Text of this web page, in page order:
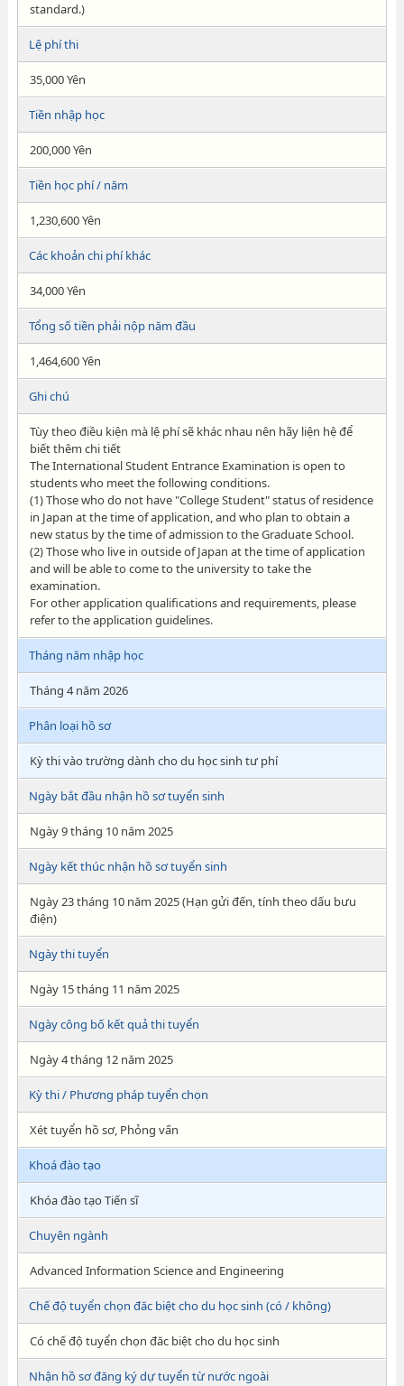
standard.)
Lệ phí thi
35,000 Yên
Tiền nhập học
200,000 Yên
Tiền học phí / năm
1,230,600 Yên
Các khoản chi phí khác
34,000 Yên
Tổng số tiền phải nộp năm đầu
1,464,600 Yên
Ghi chú
Tùy theo điều kiện mà lệ phí sẽ khác nhau nên hãy liện hệ để
biết thêm chi tiết
The International Student Entrance Examination is open to
students who meet the following conditions.
(1) Those who do not have "College Student" status of residence
in Japan at the time of application, and who plan to obtain a
new status by the time of admission to the Graduate School.
(2) Those who live in outside of Japan at the time of application
and will be able to come to the university to take the
examination.
For other application qualifications and requirements, please
refer to the application guidelines.
Tháng năm nhập học
Tháng 4 năm 2026
Phân loại hồ sơ
Kỳ thi vào trường dành cho du học sinh tư phí
Ngày bắt đầu nhận hồ sơ tuyển sinh
Ngày 9 tháng 10 năm 2025
Ngày kết thúc nhận hồ sơ tuyển sinh
Ngày 23 tháng 10 năm 2025 (Hạn gửi đến, tính theo dấu bưu
điện)
Ngày thi tuyển
Ngày 15 tháng 11 năm 2025
Ngày công bố kết quả thi tuyển
Ngày 4 tháng 12 năm 2025
Kỳ thi / Phương pháp tuyển chọn
Xét tuyển hồ sơ, Phỏng vấn
Khoá đào tạo
Khóa đào tạo Tiến sĩ
Chuyên ngành
Advanced Information Science and Engineering
Chế độ tuyển chọn đăc biệt cho du học sinh (có / không)
Có chế độ tuyển chọn đăc biệt cho du học sinh
Nhận hồ sơ đăng ký dự tuyển từ nước ngoài